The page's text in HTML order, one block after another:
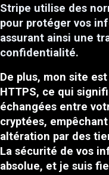
Stripe utilise des
pour protéger vos
assurant ainsi une
confidentialité.
De plus, mon site
HTTPS, ce qui
échangées entre
cryptées,
altération par des
La sécurité de vos
absolue, et je suis